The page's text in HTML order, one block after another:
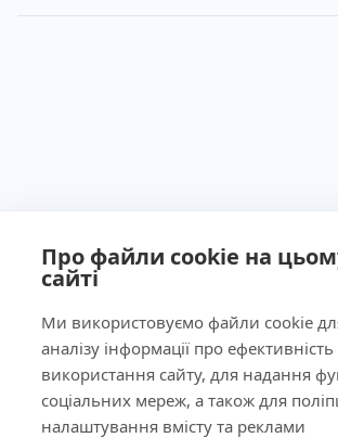
Про файли cookie на
сайті
Ми використовуємо файли cookie
аналізу інформації про ефективність
використання сайту, для надання
соціальних мереж, а також для
налаштування вмісту та реклами
Ліцензія МОЗ України №603260 від